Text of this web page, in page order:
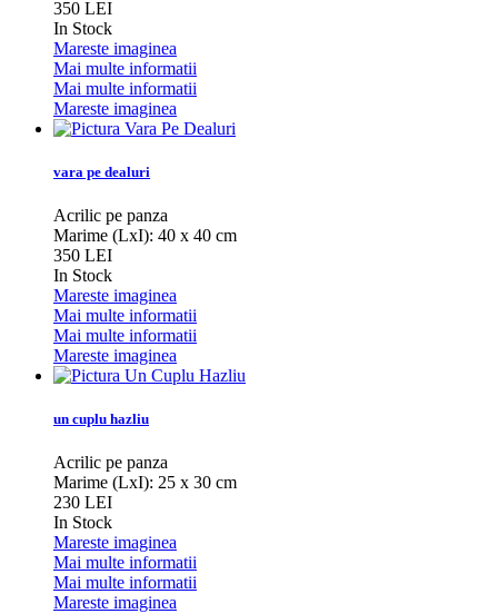
350 LEI
In Stock
Mareste imaginea
Mai multe informatii
Mai multe informatii
Mareste imaginea
vara pe dealuri
Acrilic pe panza
Marime (LxI): 40 x 40 cm
350 LEI
In Stock
Mareste imaginea
Mai multe informatii
Mai multe informatii
Mareste imaginea
un cuplu hazliu
Acrilic pe panza
Marime (LxI): 25 x 30 cm
230 LEI
In Stock
Mareste imaginea
Mai multe informatii
Mai multe informatii
Mareste imaginea